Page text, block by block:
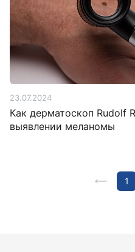
23.07.2024
Как дерматоскоп Rudolf
выявлении меланомы
1